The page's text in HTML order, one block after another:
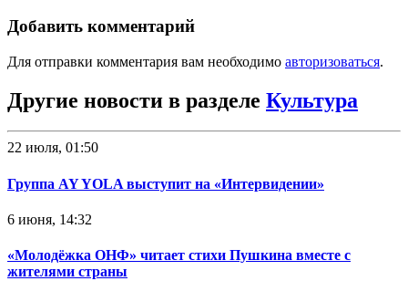
Добавить комментарий
Для отправки комментария вам необходимо авторизоваться.
Другие новости в разделе Культура
22 июля, 01:50
Группа AY YOLA выступит на «Интервидении»
6 июня, 14:32
«Молодёжка ОНФ» читает стихи Пушкина вместе с
жителями страны